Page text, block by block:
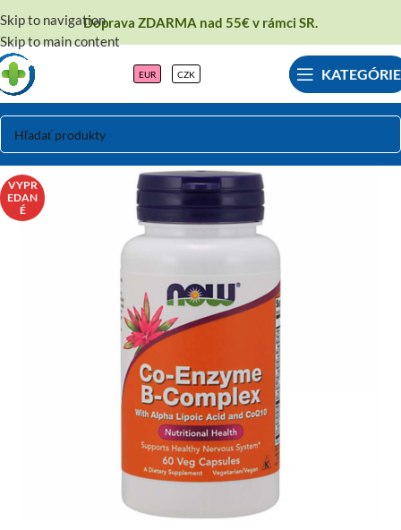
Skip to navigation
Skip to main content
Doprava ZDARMA nad 55€ v rámci SR.
EUR CZK KATEGÓRIE
VYPR
EDAN
É